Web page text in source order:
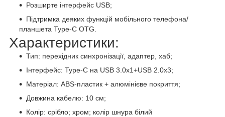
Розширте інтерфейс USB;
Підтримка деяких функцій мобільного телефона/
планшета Type-C OTG.
Характеристики:
Тип: перехідник синхронізації, адаптер, хаб;
Інтерфейс: Type-C на USB 3.0х1+USB 2.0х3;
Матеріал: ABS-пластик + алюмінієве покриття;
Довжина кабелю: 10 см;
Колір: срібло; хром; колір шнура білий